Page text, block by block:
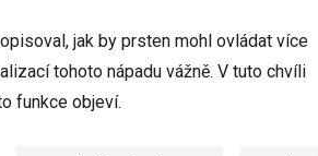
jak by prsten mohl ovládat více
tohoto nápadu vážně. V tuto chvíli
funkce objeví.